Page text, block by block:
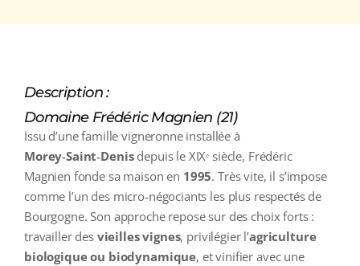
Description :
Domaine Frédéric Magnien (21)
Issu d’une famille vigneronne installée à
Morey‑Saint‑Denisdepuis le XIXᵉ siècle, Frédéric
Magnien fonde sa maison en 1995. Très vite, il s’impose
comme l’un des micro‑négociants les plus respectés de
Bourgogne. Son approche repose sur des choix forts :
travailler des vieilles vignes, privilégier l’agriculture
biologique ou biodynamique, et vinifier avec une